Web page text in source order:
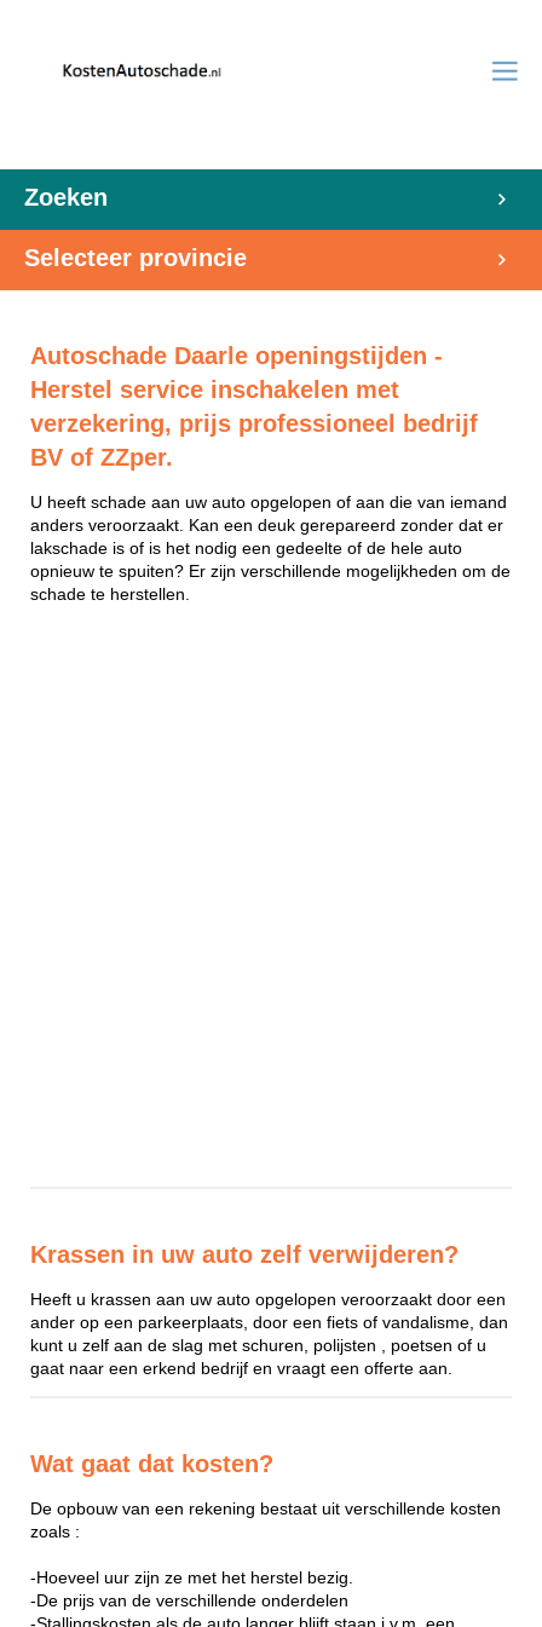
Zoeken
Selecteer provincie
Autoschade Daarle openingstijden -
Herstel service inschakelen met
verzekering, prijs professioneel bedrijf
BV of ZZper.
U heeft schade aan uw auto opgelopen of aan die van iemand
anders veroorzaakt. Kan een deuk gerepareerd zonder dat er
lakschade is of is het nodig een gedeelte of de hele auto
opnieuw te spuiten? Er zijn verschillende mogelijkheden om de
schade te herstellen.
Krassen in uw auto zelf verwijderen?
Heeft u krassen aan uw auto opgelopen veroorzaakt door een
ander op een parkeerplaats, door een fiets of vandalisme, dan
kunt u zelf aan de slag met schuren, polijsten , poetsen of u
gaat naar een erkend bedrijf en vraagt een offerte aan.
Wat gaat dat kosten?
De opbouw van een rekening bestaat uit verschillende kosten
zoals :
-Hoeveel uur zijn ze met het herstel bezig.
-De prijs van de verschillende onderdelen